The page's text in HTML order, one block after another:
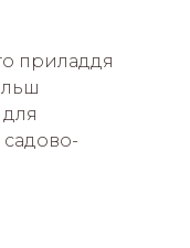
приладдя
садово-